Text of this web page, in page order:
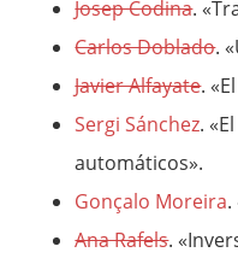
Josep Codina.
Carlos Doblado.
Javier Alfayate.
Sergi Sánchez.
automáticos».
Gonçalo Moreira
Ana Rafels.